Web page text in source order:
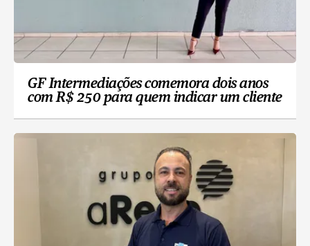
GF Intermediações comemora dois anos
com R$ 250 para quem indicar um cliente